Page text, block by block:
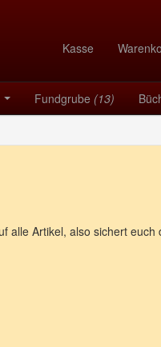
Kasse
Fundgrube (13)
alle Artikel, also sichert euch